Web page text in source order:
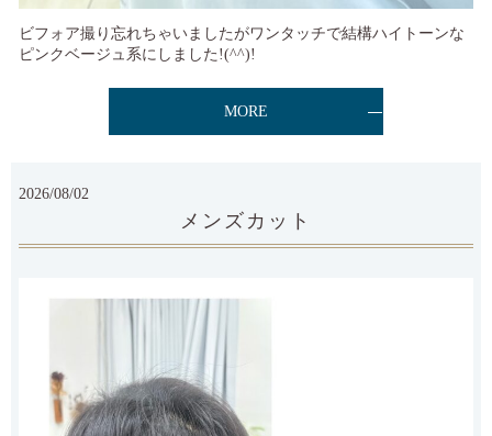
ビフォア撮り忘れちゃいましたがワンタッチで結構ハイトーンな
ピンクベージュ系にしました!(^^)!
MORE
2026/08/02
メンズカット